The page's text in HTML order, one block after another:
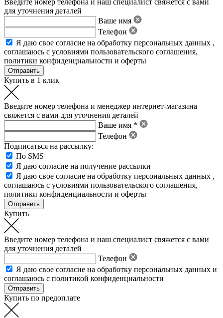
Введите номер телефона и наш специалист свяжется с вами
для уточнения деталей
Ваше имя
Телефон
Я даю свое согласие на обработку персональных данных ,
соглашаюсь с условиями пользовательского соглашения,
политики конфиденциальности и оферты
Купить в 1 клик
Введите номер телефона и менеджер интернет-магазина
свяжется с вами для уточнения деталей
Ваше имя *
Телефон
Подписаться на рассылку:
По SMS
Я даю согласие на получение рассылки
Я даю свое согласие на обработку персональных данных ,
соглашаюсь с условиями пользовательского соглашения,
политики конфиденциальности и оферты
Купить
Введите номер телефона и наш специалист свяжется с вами
для уточнения деталей
Телефон
Я даю свое согласие на обработку персональных данных и
соглашаюсь с политикой конфиденциальности
Купить по предоплате